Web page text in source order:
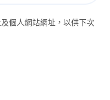
個人網站網址，以供下次